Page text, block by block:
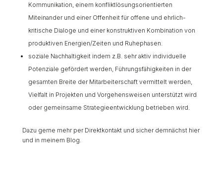
Kommunikation, einem konfliktlösungsorientierten
Miteinander und einer Offenheit für offene und ehrlich-
kritische Dialoge und einer konstruktiven Kombination von
produktiven Energien/Zeiten und Ruhephasen.
soziale Nachhaltigkeit indem z.B. sehr aktiv individuelle
Potenziale gefördert werden, Führungsfähigkeiten in der
gesamten Breite der Mitarbeiterschaft vermittelt werden,
Vielfalt in Projekten und Vorgehensweisen unterstützt wird
oder gemeinsame Strategieentwicklung betrieben wird.
Dazu gerne mehr per Direktkontakt und sicher demnächst hier
und in meinem Blog.